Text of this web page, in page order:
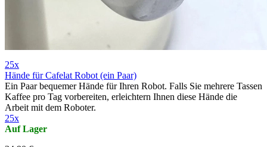
25x
Hände für Cafelat Robot (ein Paar)
Ein Paar bequemer Hände für Ihren Robot. Falls Sie mehrere Tassen
Kaffee pro Tag vorbereiten, erleichtern Ihnen diese Hände die
Arbeit mit dem Roboter.
25x
Auf Lager